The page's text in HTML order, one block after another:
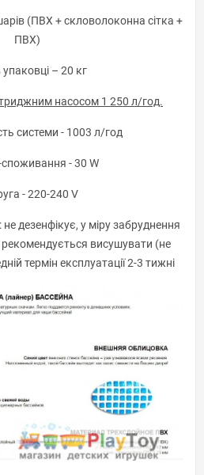
(ПВХ + скловолоконна сітка +
ПВХ)
упаковці – 20 кг
насосом 1 250 л/год.
системи - 1003 л/год
- 30 W
- 220-240 V
дезенфікує, у міру забруднення
висушувати (не
термін експлуатації 2-3 тижні